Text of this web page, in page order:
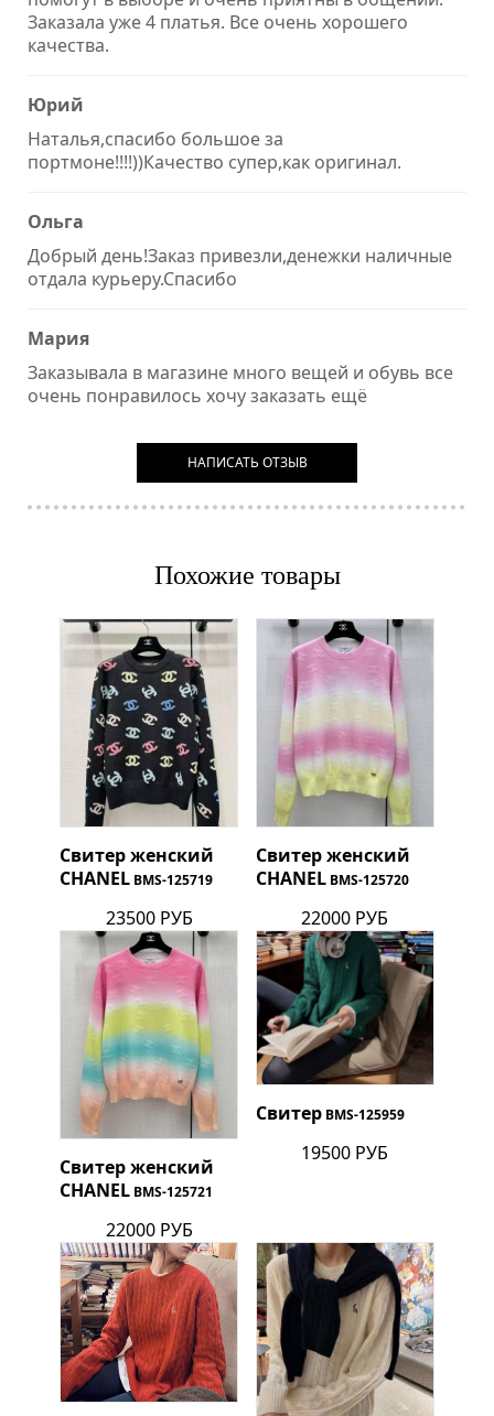
Заказала уже 4 платья. Все очень хорошего
качества.
Юрий
Наталья,спасибо большое за
портмоне!!!!))Качество супер,как оригинал.
Ольга
Добрый день!Заказ привезли,денежки наличные
отдала курьеру.Спасибо
Мария
Заказывала в магазине много вещей и обувь все
очень понравилось хочу заказать ещё
НАПИСАТЬ ОТЗЫВ
Похожие товары
Свитер женский
CHANEL BMS-125719
23500 РУБ
Свитер женский
CHANEL BMS-125720
22000 РУБ
Свитер женский
CHANEL BMS-125721
22000 РУБ
Свитер BMS-125959
19500 РУБ